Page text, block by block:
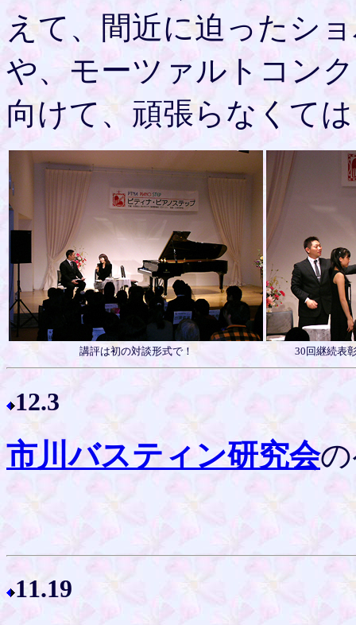
えて、間近に迫ったシ
や、モーツァルトコン
向けて、頑張らなくて
講評は初の対談形式で！ 30回継続表
12.3
市川バスティン研究会
11.19